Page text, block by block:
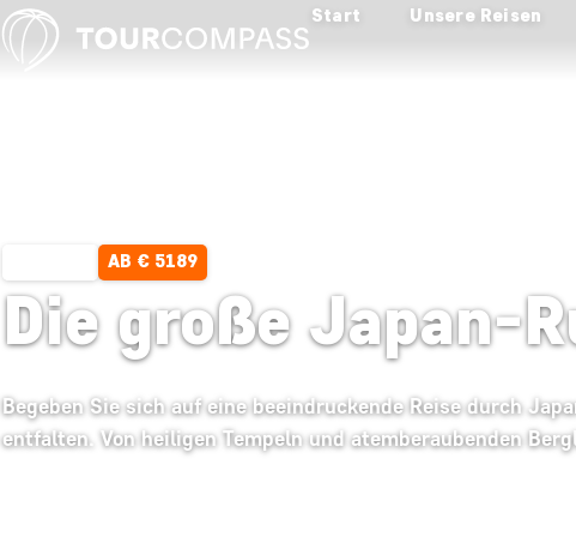
Start Unsere Reisen
AB € 5189
Die große Japan-
Begeben Sie sich auf eine beeindruckende Reise durch
entfalten. Von heiligen Tempeln und atemberaubenden